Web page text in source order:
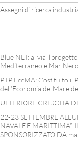
Assegni di ricerca
Blue NET: al via il
Mediterraneo e Mar Nero
PTP EcoMA: Costituito il
dell’Economia del Mare
ULTERIORE CRESCITA
22-23 SETTEMBRE
NAVALE E MARITTIMA”,
SPONSORIZZATO DA